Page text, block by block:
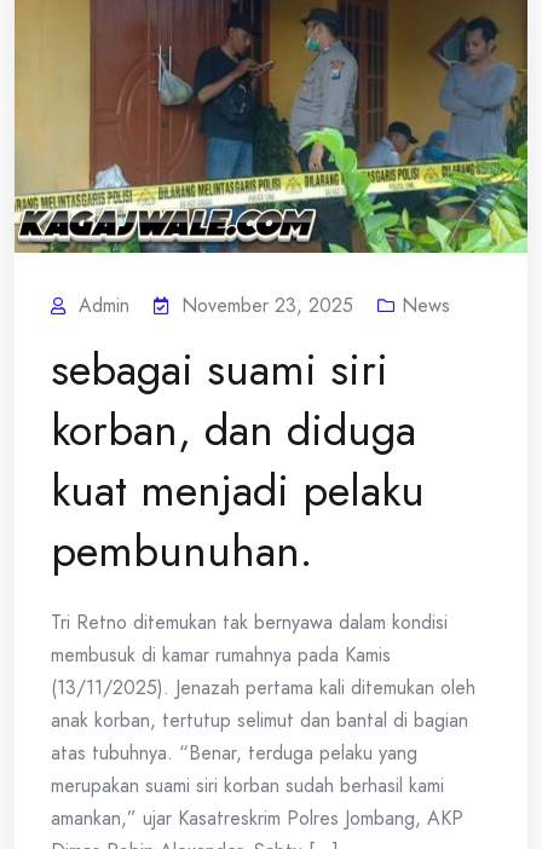
Admin November 23, 2025 News
sebagai suami siri
korban, dan diduga
kuat menjadi pelaku
pembunuhan.
Tri Retno ditemukan tak bernyawa dalam kondisi
membusuk di kamar rumahnya pada Kamis
(13/11/2025). Jenazah pertama kali ditemukan oleh
anak korban, tertutup selimut dan bantal di bagian
atas tubuhnya. “Benar, terduga pelaku yang
merupakan suami siri korban sudah berhasil kami
amankan,” ujar Kasatreskrim Polres Jombang, AKP